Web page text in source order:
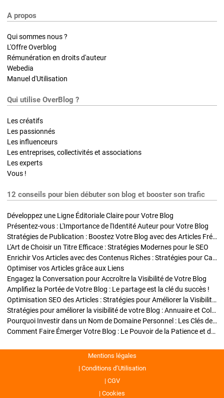
A propos
Qui sommes nous ?
L'Offre Overblog
Rémunération en droits d'auteur
Webedia
Manuel d'Utilisation
Qui utilise OverBlog ?
Les créatifs
Les passionnés
Les influenceurs
Les entreprises, collectivités et associations
Les experts
Vous !
12 conseils pour bien débuter son blog et booster son trafic
Développez une Ligne Éditoriale Claire pour Votre Blog
Présentez-vous : L'Importance de l'Identité Auteur pour Votre Blog
Stratégies de Publication : Boostez Votre Blog avec des Articles Fréquents et Exclusifs
L'Art de Choisir un Titre Efficace : Stratégies Modernes pour le SEO
Enrichir Vos Articles avec des Contenus Riches : Stratégies pour Captiver et Optimiser
Optimiser vos Articles grâce aux Liens
Engagez la Conversation pour Accroître la Visibilité de Votre Blog
Amplifiez la Portée de Votre Blog : Le partage est la clé du succès !
Optimisation SEO des Articles : Stratégies pour Améliorer la Visibilité de Votre Blog
Stratégies pour améliorer la visibilité de votre Blog : Annuaire et Collaborations
Pourquoi Investir dans un Nom de Domaine Personnel : Les Clés de la Réussite de Votre Blog
Comment Faire Émerger Votre Blog : Le Pouvoir de la Patience et de la Persévérance
Mentions légales
Conditions d’Utilisation
CGV
Cookies